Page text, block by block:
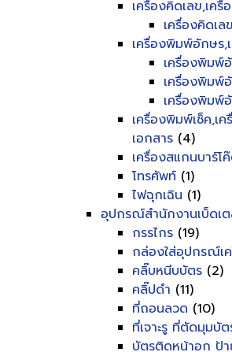
เครื่องคิดเลข,เค
เครื่องคิดเล
เครื่องพิมพ์อักษร
เครื่องพิมพ์
เครื่องพิมพ์
เครื่องพิมพ์
เครื่องพิมพ์เช็ค,เค
เอกสาร (4)
เครื่องสแกนบาร์โ
โทรศัพท์ (1)
ไฟฉุกเฉิน (1)
อุปกรณ์สำนักงานเบ็ดเ
กรรไกร (19)
กล่องใส่อุปกรณ์เ
คลิ๊บหนีบบัตร (2)
คลิ๊ปดำ (11)
ที่ถอนลวด (10)
ที่เจาะรู ที่ตัดมุมบัต
บัตรติดหน้าอก ป้